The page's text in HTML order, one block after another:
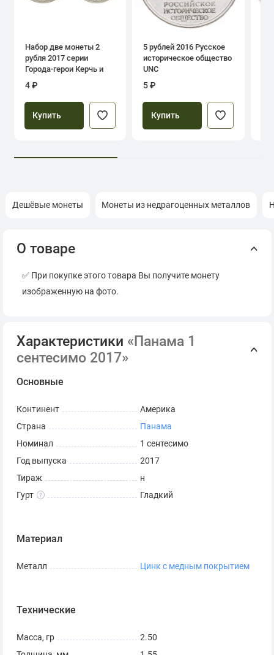
Набор две монеты 2
рубля 2017 серии
Города-герои Керчь и
4 ₽
Купить
5 рублей 2016 Русское
историческое общество
UNC
5 ₽
Купить
Дешёвые монеты Монеты из недрагоценных металлов
О товаре
✅ При покупке этого товара Вы получите монету
изображенную на фото.
Характеристики «Панама 1
сентесимо 2017»
Основные
Континент
Америка
Страна
Панама
Номинал
1 сентесимо
Год выпуска
2017
Тираж
н
Гурт
Гладкий
Материал
Металл Цинк с медным покрытием
Технические
Масса, гр
2.50